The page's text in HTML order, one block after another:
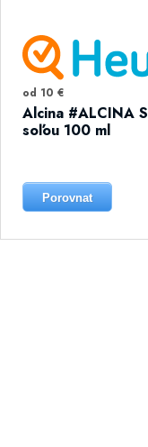
od 10 €
Alcina #ALCINA
soľou 100 ml
Porovnat